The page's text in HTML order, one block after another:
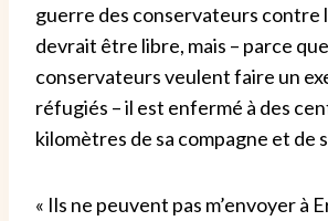
guerre des conservateurs contre
devrait être libre, mais – parce
conservateurs veulent faire un
réfugiés – il est enfermé à des
kilomètres de sa compagne et de
« Ils ne peuvent pas m’envoyer à